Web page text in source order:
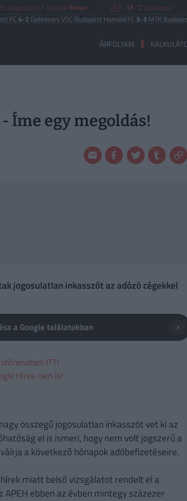
augusztus 7. péntek Ibolya 33 °C Budapest
Debreceni VSC|Budapest Honvéd FC3-3MTK Budapest
ÁRFOLYAM
Íme egy megoldás!
jogosulatlan inkasszót az adózó cégekkel
a Google találatokban
ITT!
Hírek-ben is!
összegű jogosulatlan inkasszót vet ki az
el is ismeri, hogy nem volt jogszerű a
a következő hónapok adóbefizetéseire.
miatt belső vizsgálatot rendelt el a
ebben az évben mintegy százezer